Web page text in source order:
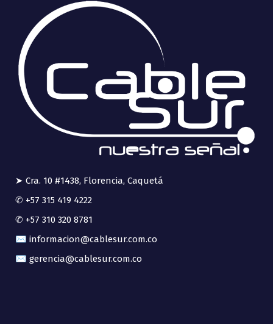
➤ Cra. 10 #1438, Florencia, Caquetá
✆ +57 315 419 4222
✆ +57 310 320 8781
✉ informacion@cablesur.com.co
✉ gerencia@cablesur.com.co